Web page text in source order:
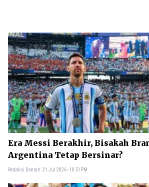
Era Messi Berakhir, Bisakah
Argentina Tetap Bersinar?
Redaksi Daerah 21 Jul 2026 - 10:51PM